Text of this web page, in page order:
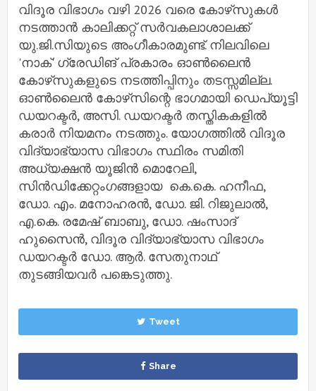
വിദൂര വിഭാഗം വഴി 2026 വരെ കോഴ്‌സുകള്‍
നടത്താന്‍ കാലിക്കറ്റ് സര്‍വകലാശാലക്ക്
യു.ജി.സിയുടെ അംഗീകാരമുണ്ട്. നിലവിലെ
'നാക്' ഗ്രേഡിങ് പ്രകാരം ഓണ്‍ലൈന്‍
കോഴ്‌സുകളുടെ നടത്തിപ്പിനും തടസ്സമില്ല.
ഓണ്‍ലൈന്‍ കോഴ്‌സിന്റെ ഭാഗമായി ഡെപ്യൂട്ടി
ഡയറക്ടര്‍, അസി. ഡയറക്ടര്‍ തസ്തികകളില്‍
കരാര്‍ നിയമനം നടത്തും. യോഗത്തില്‍ വിദൂര
വിദ്യാഭ്യാസ വിഭാഗം സ്ഥിരം സമിതി
അധ്യക്ഷന്‍ യൂജിന്‍ മൊറേലി,
സിന്‍ഡിക്കേറ്റംഗങ്ങളായ കെ.കെ. ഹനീഫ,
ഡോ. എം. മനോഹരന്‍, ഡോ. ജി. റിജുലാല്‍,
എ.കെ. രമേഷ് ബാബു, ഡോ. ഷംസാദ്
ഹുസൈന്‍, വിദൂര വിദ്യാഭ്യാസ വിഭാഗം
ഡയറക്ടര്‍ ഡോ. ആര്‍. സേതുനാഥ്
തുടങ്ങിയവര്‍ പങ്കെടുത്തു.
Tweet
Share